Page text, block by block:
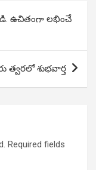
ఉచితంగా లభించే
త్వరలో శుభవార్త
Required fields